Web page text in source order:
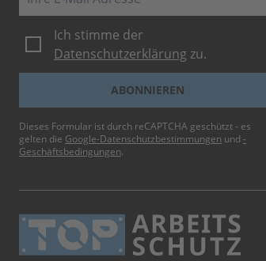
Ich stimme der
Datenschutzerklärung zu.
ABONNIEREN
Dieses Formular ist durch reCAPTCHA geschützt - es
gelten die Google-Datenschutzbestimmungen und -
Geschäftsbedingungen.